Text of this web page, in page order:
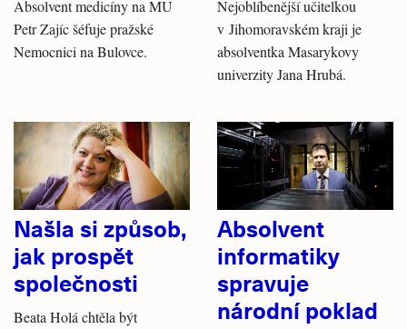
Absolvent medicíny na MU
Petr Zajíc šéfuje pražské
Nemocnici na Bulovce.
Nejoblíbenější učitelkou
v Jihomoravském kraji je
absolventka Masarykovy
univerzity Jana Hrubá.
Našla si způsob,
jak prospět
společnosti
Beata Holá chtěla být
Absolvent
informatiky
spravuje
národní poklad